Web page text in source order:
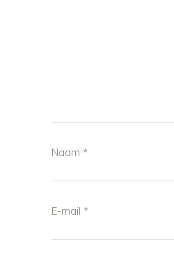
Naam *
E-mail *